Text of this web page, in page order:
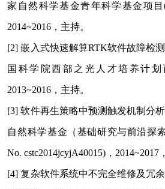
家自然科学基金青年科学基金项目
2014~2016 ，主持。
[2]嵌入式快速解算RTK软件故障检
国科学院西部之光人才培养计划
2013~2016 ，主持。
[3]软件再生策略中预测触发机制分
自然科学基金（基础研究与前沿探
No. cstc2014jcyjA40015) ， 2014~2017
[4]复杂软件系统中不完全维修及冗